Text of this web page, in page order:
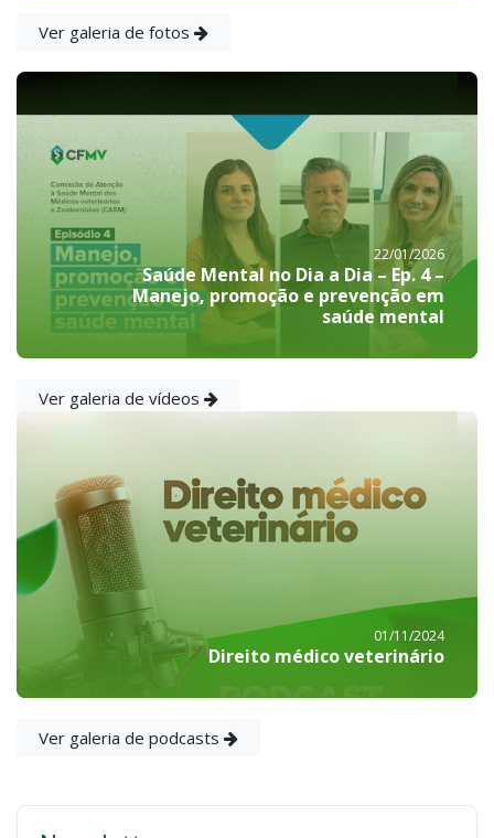
Ver galeria de fotos
22/01/2026
Saúde Mental no Dia a Dia – Ep. 4 –
Manejo, promoção e prevenção em
saúde mental
Ver galeria de vídeos
01/11/2024
Direito médico veterinário
Ver galeria de podcasts